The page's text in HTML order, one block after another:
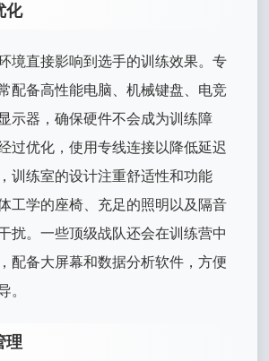
化
境直接影响到选手的训练效果。专
配备高性能电脑、机械键盘、电竞
示器，确保硬件不会成为训练障
过优化，使用专线连接以降低延迟
训练室的设计注重舒适性和功能
工学的座椅、充足的照明以及隔音
扰。一些顶级战队还会在训练营中
配备大屏幕和数据分析软件，方便
。
理